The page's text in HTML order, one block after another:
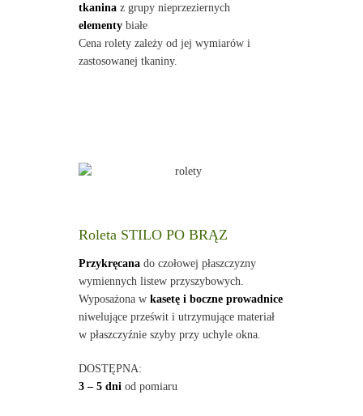
tkaninaz grupy nieprzeziernych
elementybiałe
Cena rolety zależy od jej wymiarów i
zastosowanej tkaniny.
Roleta STILO PO BRĄZ
Przykręcanado czołowej płaszczyzny
wymiennych listew przyszybowych.
Wyposażona w kasetę i boczne prowadnice
niwelujące prześwit i utrzymujące materiał
w płaszczyźnie szyby przy uchyle okna.
DOSTĘPNA:
3 – 5 dni od pomiaru